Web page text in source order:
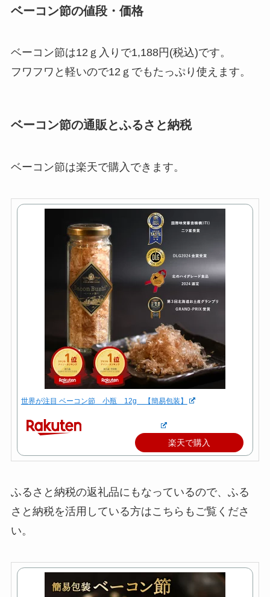
ベーコン節の値段・価格
ベーコン節は12ｇ入りで1,188円(税込)です。
フワフワと軽いので12ｇでもたっぷり使えます。
ベーコン節の通販とふるさと納税
ベーコン節は楽天で購入できます。
世界が注目 ベーコン節 小瓶 12g 【簡易包装】
楽天で購入
ふるさと納税の返礼品にもなっているので、ふる
さと納税を活用している方はこちらもご覧くださ
い。